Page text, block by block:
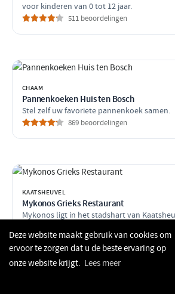
voor kinderen van 0 tot 12 jaar.
511 beoordelingen
CHAAM
Pannenkoeken Huis ten Bosch
Stel zelf uw favoriete pannenkoek samen.
869 beoordelingen
KAATSHEUVEL
Mykonos Grieks Restaurant
Mykonos ligt in het stadshart van
1310 beoordelingen
Deze website maakt gebruik van cookies om
ervoor te zorgen dat u de beste ervaring op
onze website krijgt. Lees meer